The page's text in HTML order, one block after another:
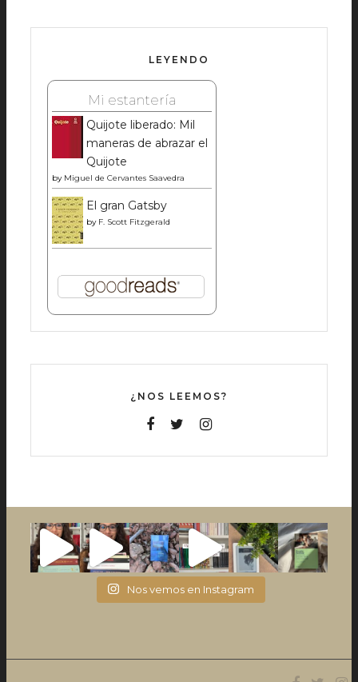
LEYENDO
Mi estantería
Quijote liberado: Mil
maneras de abrazar el
Quijote
by Miguel de Cervantes Saavedra
El gran Gatsby
by F. Scott Fitzgerald
¿NOS LEEMOS?
Nos vemos en Instagram